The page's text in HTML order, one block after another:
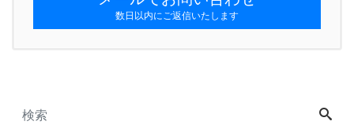
数日以内にご返信いたします